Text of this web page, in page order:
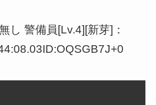
し 警備員[Lv.4][新芽]：